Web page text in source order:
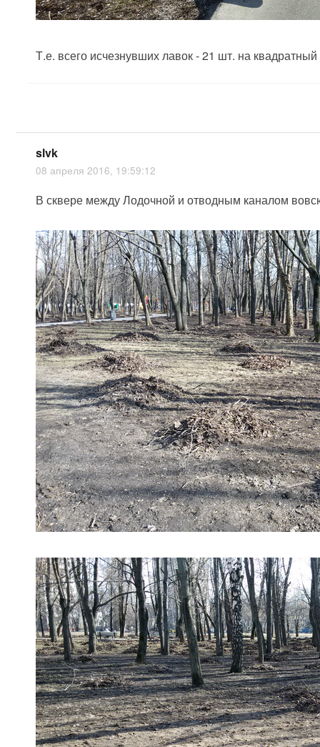
Т.е. всего исчезнувших лавок - 21 шт. на
slvk
08 апреля 2016, 19:59:12
В сквере между Лодочной и отводным каналом